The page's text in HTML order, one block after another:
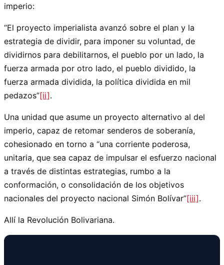
imperio:
“El proyecto imperialista avanzó sobre el plan y la
estrategia de dividir, para imponer su voluntad, de
dividirnos para debilitarnos, el pueblo por un lado, la
fuerza armada por otro lado, el pueblo dividido, la
fuerza armada dividida, la política dividida en mil
pedazos”[ii].
Una unidad que asume un proyecto alternativo al del
imperio, capaz de retomar senderos de soberanía,
cohesionado en torno a “una corriente poderosa,
unitaria, que sea capaz de impulsar el esfuerzo nacional
a través de distintas estrategias, rumbo a la
conformación, o consolidación de los objetivos
nacionales del proyecto nacional Simón Bolívar”[iii].
Allí la Revolución Bolivariana.